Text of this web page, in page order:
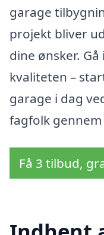
garage
projekt bliver
dine ønsker.
kvaliteten –
garage i dag
fagfolk
Få 3 tilbud,